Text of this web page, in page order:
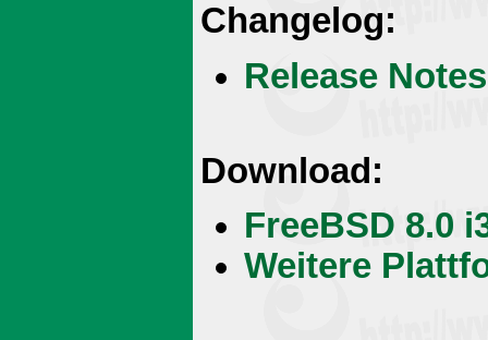
Changelog:
Release Notes
Download:
FreeBSD 8.0
Weitere